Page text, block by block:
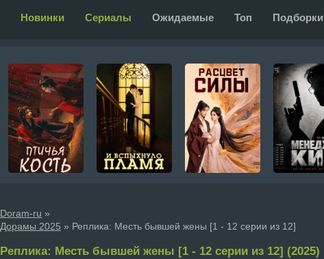
Новинки Сериалы Ожидаемые Топ Подборки
Doram-ru »
Дорамы 2025 » Реплика: Месть бывшей жены [1 - 12 серии из 12]
Реплика: Месть бывшей жены [1 - 12 серии из 12] (2025)